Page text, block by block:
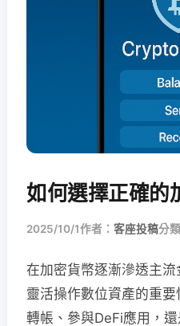
如何選擇正確的
2025/10/1作者： 客座投稿分
在加密貨幣逐漸滲透主
靈活操作數位資產的重
轉帳、參與DeFi應用，